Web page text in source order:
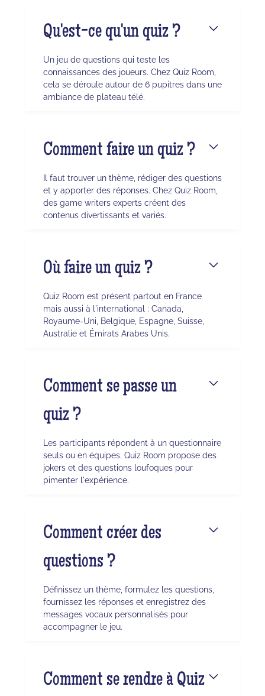
Qu'est-ce qu'un quiz ?
Un jeu de questions qui teste les
connaissances des joueurs. Chez Quiz Room,
cela se déroule autour de 6 pupitres dans une
ambiance de plateau télé.
Comment faire un quiz ?
Il faut trouver un thème, rédiger des questions
et y apporter des réponses. Chez Quiz Room,
des game writers experts créent des
contenus divertissants et variés.
Où faire un quiz ?
Quiz Room est présent partout en France
mais aussi à l'international : Canada,
Royaume-Uni, Belgique, Espagne, Suisse,
Australie et Émirats Arabes Unis.
Comment se passe un
quiz ?
Les participants répondent à un questionnaire
seuls ou en équipes. Quiz Room propose des
jokers et des questions loufoques pour
pimenter l'expérience.
Comment créer des
questions ?
Définissez un thème, formulez les questions,
fournissez les réponses et enregistrez des
messages vocaux personnalisés pour
accompagner le jeu.
Comment se rendre à Quiz